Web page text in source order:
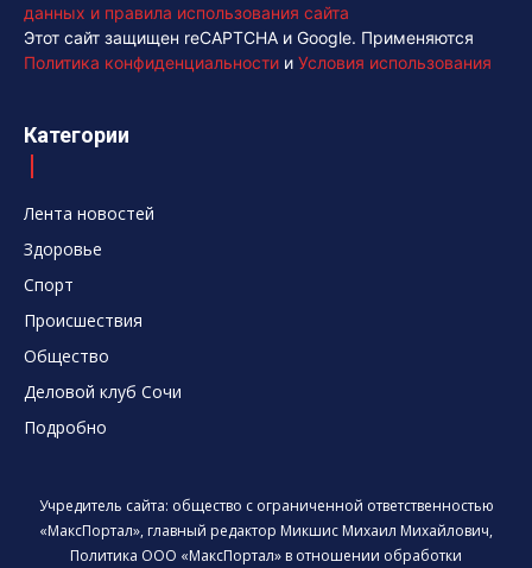
данных и правила использования сайта
Этот сайт защищен reCAPTCHA и Google. Применяются
Политика конфиденциальности и Условия использования
Категории
Лента новостей
Здоровье
Спорт
Происшествия
Общество
Деловой клуб Сочи
Подробно
Учредитель сайта: общество с ограниченной ответственностью
«МаксПортал», главный редактор Микшис Михаил Михайлович,
Политика ООО «МаксПортал» в отношении обработки